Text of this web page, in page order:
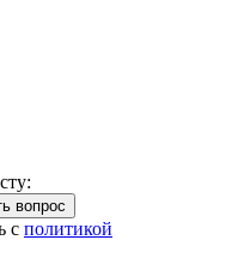
с политикой